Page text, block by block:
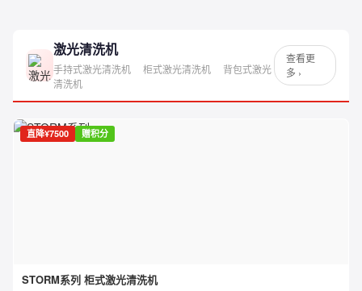
激光清洗机
手持式激光清洗机 柜式激光清洗机
背包式激光
清洗机
查看更
多 ›
直降¥7500 赠积分
STORM系列 柜式激光清洗机